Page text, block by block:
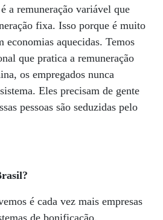
a remuneração variável que
fixa. Isso porque é muito
aquecidas. Temos
que pratica a remuneração
os empregados nunca
Eles precisam de gente
pessoas são seduzidas pelo
é cada vez mais empresas
de bonificação.